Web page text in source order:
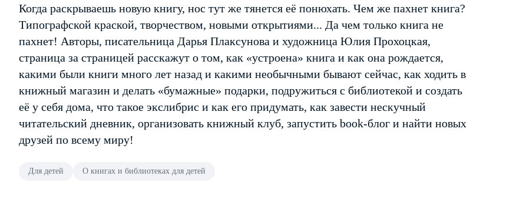
Когда раскрываешь новую книгу, нос тут же тянется её понюхать. Чем же пахнет книга?
Типографской краской, творчеством, новыми открытиями... Да чем только книга не
пахнет! Авторы, писательница Дарья Плаксунова и художница Юлия Прохоцкая,
страница за страницей расскажут о том, как «устроена» книга и как она рождается,
какими были книги много лет назад и какими необычными бывают сейчас, как ходить в
книжный магазин и делать «бумажные» подарки, подружиться с библиотекой и создать
её у себя дома, что такое экслибрис и как его придумать, как завести нескучный
читательский дневник, организовать книжный клуб, запустить book-блог и найти новых
друзей по всему миру!
Для детей О книгах и библиотеках для детей